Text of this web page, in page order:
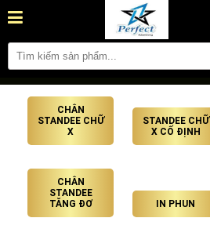
CHÂN
STANDEE CHỮ
X
STANDEE CHỮ
X CỐ ĐỊNH
CHÂN
STANDEE
TĂNG ĐƠ
IN PHUN